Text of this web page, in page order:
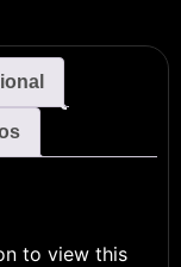
to view this